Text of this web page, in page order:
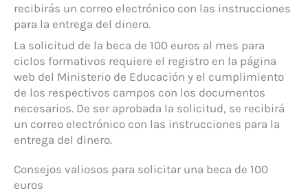
recibirás un correo electrónico con las instrucciones
para la entrega del dinero.
La solicitud de la beca de 100 euros al mes para
ciclos formativos requiere el registro en la página
web del Ministerio de Educación y el cumplimiento
de los respectivos campos con los documentos
necesarios. De ser aprobada la solicitud, se recibirá
un correo electrónico con las instrucciones para la
entrega del dinero.
Consejos valiosos para solicitar una beca de 100
euros